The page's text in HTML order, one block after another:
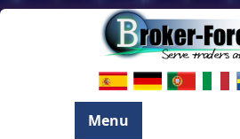
Menu